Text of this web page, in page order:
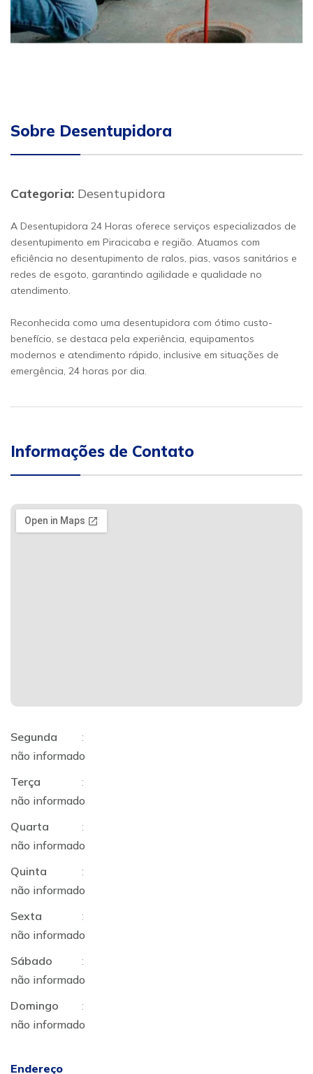
Sobre Desentupidora
Categoria: Desentupidora
A Desentupidora 24 Horas oferece serviços especializados de
desentupimento em Piracicaba e região. Atuamos com
eficiência no desentupimento de ralos, pias, vasos sanitários e
redes de esgoto, garantindo agilidade e qualidade no
atendimento.
Reconhecida como uma desentupidora com ótimo custo-
benefício, se destaca pela experiência, equipamentos
modernos e atendimento rápido, inclusive em situações de
emergência, 24 horas por dia.
Informações de Contato
Segunda
:
não informado
Terça
:
não informado
Quarta
:
não informado
Quinta
:
não informado
Sexta
:
não informado
Sábado
:
não informado
Domingo
:
não informado
Endereço